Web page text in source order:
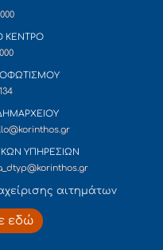
ΚΕΝΤΡΟ
ΥΠΗΡΕΣΙΩΝ
αιτημάτων
εδώ